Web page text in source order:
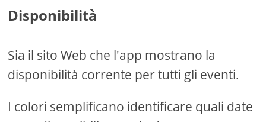
Disponibilità
Sia il sito Web che l'app mostrano la
disponibilità corrente per tutti gli eventi.
I colori semplificano identificare quali date